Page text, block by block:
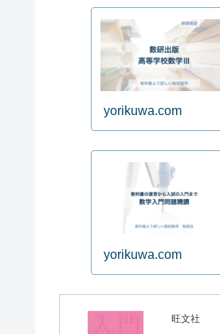
yorikuwa.com
yorikuwa.com
旺文社